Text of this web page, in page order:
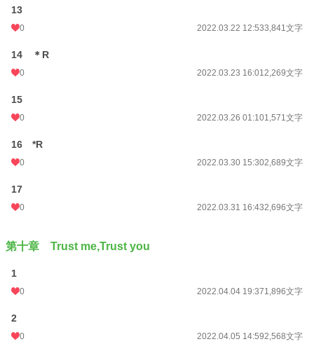
13
0 2022.03.22 12:533,841文字
14 ＊R
0 2022.03.23 16:012,269文字
15
0 2022.03.26 01:101,571文字
16 *R
0 2022.03.30 15:302,689文字
17
0 2022.03.31 16:432,696文字
第十章 Trust me,Trust you
1
0 2022.04.04 19:371,896文字
2
0 2022.04.05 14:592,568文字